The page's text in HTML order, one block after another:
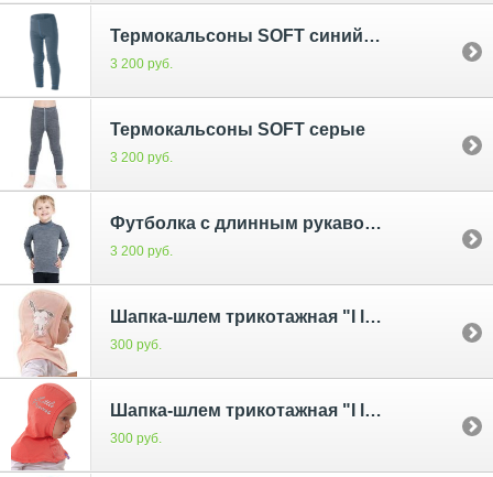
Термокальсоны SOFT синий меланж
3 200 руб.
Термокальсоны SOFT серые
3 200 руб.
Футболка с длинным рукавом Norveg Winter серая
3 200 руб.
Шапка-шлем трикотажная "I love mum"; персик принт
300 руб.
Шапка-шлем трикотажная "I love mum"; коралл принт
300 руб.